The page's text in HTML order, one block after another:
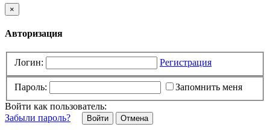
×
Авторизация
Логин: Регистрация
Пароль:
Запомнить меня
Войти как пользователь:
Забыли пароль?
Отмена